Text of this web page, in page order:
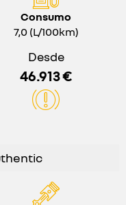
Consumo
7,0 (L/100km)
Desde
46.913 €